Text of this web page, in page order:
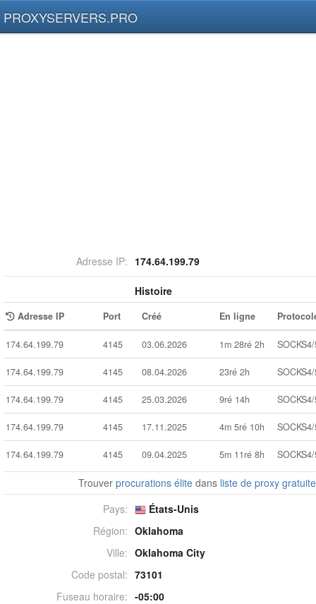
PROXYSERVERS.PRO
Adresse IP: 174.64.199.79
Histoire
Adresse IP Port Créé En ligne
174.64.199.79 4145 03.06.2026 1m 28ré 2h
174.64.199.79 4145 08.04.2026 23ré 2h
174.64.199.79 4145 25.03.2026 9ré 14h
174.64.199.79 4145 17.11.2025 4m 5ré 10h
174.64.199.79 4145 09.04.2025 5m 11ré 8h
Trouverprocurations élite dans liste de proxy gratuite
Pays:
États-Unis
Région: Oklahoma
Ville: Oklahoma City
Code postal: 73101
Fuseau horaire: -05:00